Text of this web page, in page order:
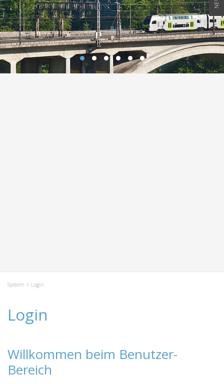
System > Login
Login
Willkommen beim Benutzer-
Bereich